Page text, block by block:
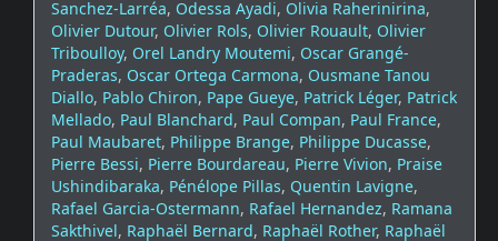
Sanchez-Larréa, Odessa Ayadi, Olivia Raherinirina,
Olivier Dutour, Olivier Rols, Olivier Rouault, Olivier
Triboulloy, Orel Landry Moutemi, Oscar Grangé-
Praderas, Oscar Ortega Carmona, Ousmane Tanou
Diallo, Pablo Chiron, Pape Gueye, Patrick Léger, Patrick
Mellado, Paul Blanchard, Paul Compan, Paul France,
Paul Maubaret, Philippe Brange, Philippe Ducasse,
Pierre Bessi, Pierre Bourdareau, Pierre Vivion, Praise
Ushindibaraka, Pénélope Pillas, Quentin Lavigne,
Rafael Garcia-Ostermann, Rafael Hernandez, Ramana
Sakthivel, Raphaël Bernard, Raphaël Rother, Raphaël